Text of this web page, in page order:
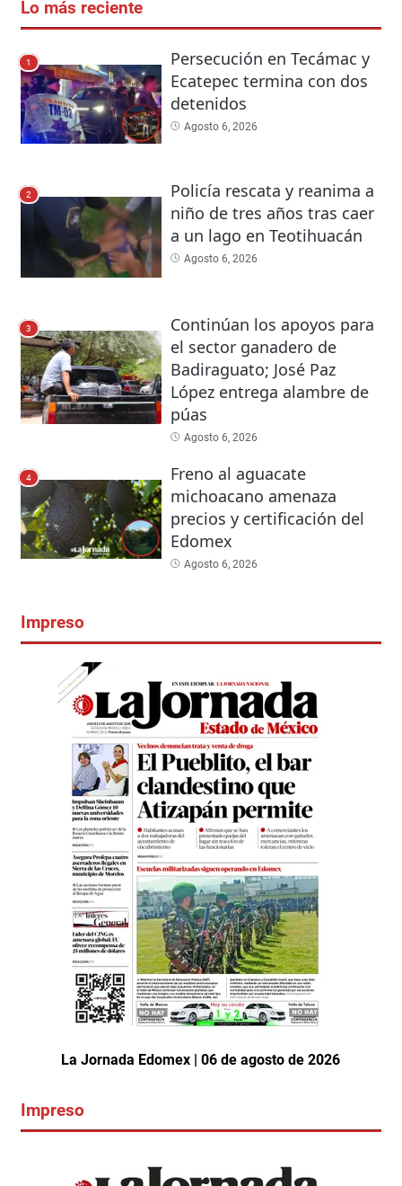
Lo más reciente
1
Persecución en Tecámac y
Ecatepec termina con dos
detenidos
Agosto 6, 2026
2
Policía rescata y reanima a
niño de tres años tras caer
a un lago en Teotihuacán
Agosto 6, 2026
3
Continúan los apoyos para
el sector ganadero de
Badiraguato; José Paz
López entrega alambre de
púas
Agosto 6, 2026
4
Freno al aguacate
michoacano amenaza
precios y certificación del
Edomex
Agosto 6, 2026
Impreso
La Jornada Edomex | 06 de agosto de 2026
Impreso